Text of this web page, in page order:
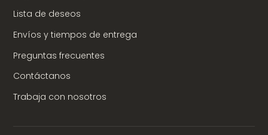
Lista de deseos
Envíos y tiempos de entrega
Preguntas frecuentes
Contáctanos
Trabaja con nosotros